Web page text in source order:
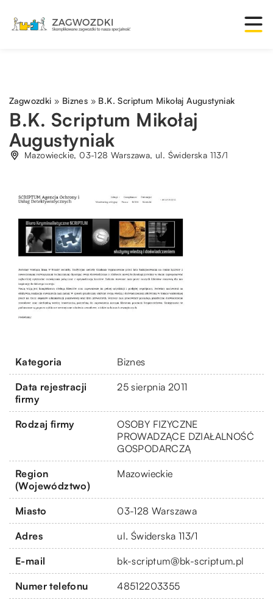
Zagwozdki » Biznes » B.K. Scriptum Mikołaj Augustyniak
B.K. Scriptum Mikołaj
Augustyniak
Mazowieckie, 03-128 Warszawa, ul. Świderska 113/1
Kategoria Biznes
Data rejestracji
firmy
25 sierpnia 2011
Rodzaj firmy
OSOBY FIZYCZNE
PROWADZĄCE DZIAŁALNOŚĆ
GOSPODARCZĄ
Region
(Województwo)
Mazowieckie
Miasto 03-128 Warszawa
Adres ul. Świderska 113/1
E-mail bk-scriptum@bk-scriptum.pl
Numer telefonu 48512203355